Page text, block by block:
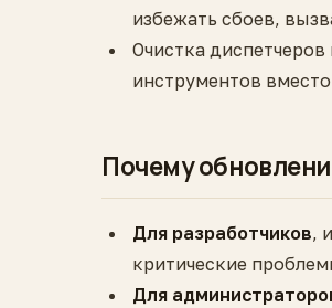
избежать сбоев,
Очистка
инструментов
Почему
Для разработчиков,
критические
Для